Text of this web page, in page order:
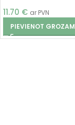
11.70 € ar PVN
PIEVIENOT GROZAM